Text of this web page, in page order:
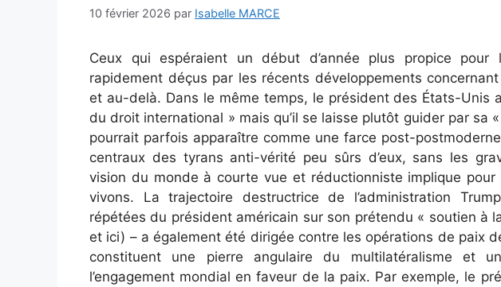
10 février 2026 par Isabelle MARCE
Ceux qui espéraient un début d’année plus propice pour
rapidement déçus par les récents développements
et au-delà. Dans le même temps, le président des États-Unis
du droit international » mais qu’il se laisse plutôt guider par sa
pourrait parfois apparaître comme une farce post-
centraux des tyrans anti-vérité peu sûrs d’eux, sans les
vision du monde à courte vue et réductionniste implique
vivons. La trajectoire destructrice de l’administration
répétées du président américain sur son prétendu « soutien à
et ici) – a également été dirigée contre les opérations de paix
constituent une pierre angulaire du multilatéralisme et
l’engagement mondial en faveur de la paix. Par exemple, le